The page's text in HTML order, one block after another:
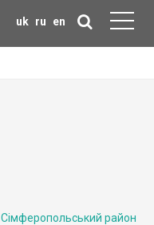
uk ru en
Сімферопольський район